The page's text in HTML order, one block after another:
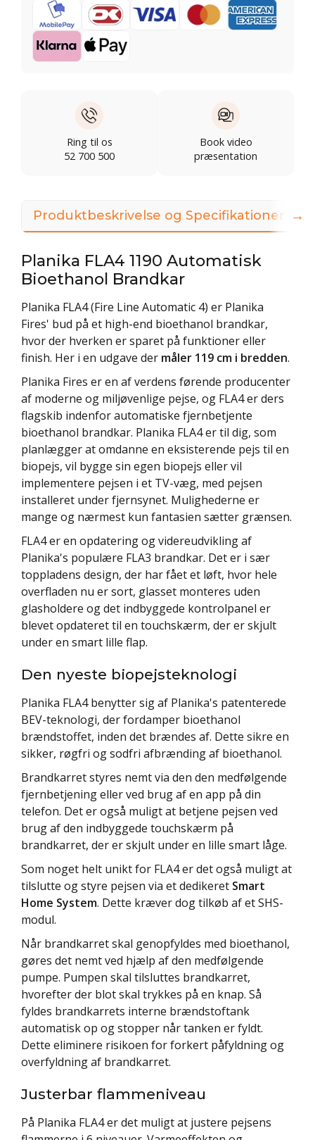
Ring til os
52 700 500
Book video
præsentation
Produktbeskrivelse og Specifikationer
Planika FLA4 1190 Automatisk
Bioethanol Brandkar
Planika FLA4 (Fire Line Automatic 4) er Planika
Fires' bud på et high-end bioethanol brandkar,
hvor der hverken er sparet på funktioner eller
finish. Her i en udgave der måler 119 cm i bredden.
Planika Fires er en af verdens førende producenter
af moderne og miljøvenlige pejse, og FLA4 er ders
flagskib indenfor automatiske fjernbetjente
bioethanol brandkar. Planika FLA4 er til dig, som
planlægger at omdanne en eksisterende pejs til en
biopejs, vil bygge sin egen biopejs eller vil
implementere pejsen i et TV-væg, med pejsen
installeret under fjernsynet. Mulighederne er
mange og nærmest kun fantasien sætter grænsen.
FLA4 er en opdatering og videreudvikling af
Planika's populære FLA3 brandkar. Det er i sær
toppladens design, der har fået et løft, hvor hele
overfladen nu er sort, glasset monteres uden
glasholdere og det indbyggede kontrolpanel er
blevet opdateret til en touchskærm, der er skjult
under en smart lille flap.
Den nyeste biopejsteknologi
Planika FLA4 benytter sig af Planika's patenterede
BEV-teknologi, der fordamper bioethanol
brændstoffet, inden det brændes af. Dette sikre en
sikker, røgfri og sodfri afbrænding af bioethanol.
Brandkarret styres nemt via den den medfølgende
fjernbetjening eller ved brug af en app på din
telefon. Det er også muligt at betjene pejsen ved
brug af den indbyggede touchskærm på
brandkarret, der er skjult under en lille smart låge.
Som noget helt unikt for FLA4 er det også muligt at
tilslutte og styre pejsen via et dedikeret Smart
Home System. Dette kræver dog tilkøb af et SHS-
modul.
Når brandkarret skal genopfyldes med bioethanol,
gøres det nemt ved hjælp af den medfølgende
pumpe. Pumpen skal tilsluttes brandkarret,
hvorefter der blot skal trykkes på en knap. Så
fyldes brandkarrets interne brændstoftank
automatisk op og stopper når tanken er fyldt.
Dette eliminere risikoen for forkert påfyldning og
overfyldning af brandkarret.
Justerbar flammeniveau
På Planika FLA4 er det muligt at justere pejsens
→